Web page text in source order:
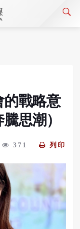
的戰略意
思潮）
371 列印